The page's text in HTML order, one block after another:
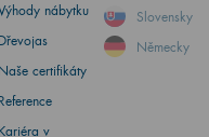
nábytku
Dřevojas
Naše certifikáty
Reference
Kariéra v
Slovensky
Německy